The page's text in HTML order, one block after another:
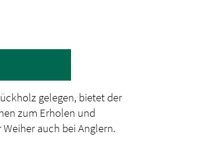
gelegen, bietet der
zum Erholen und
auch bei Anglern.